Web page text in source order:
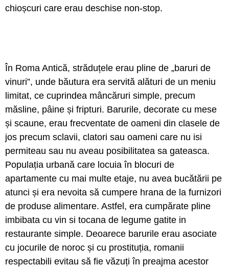
chioșcuri care erau deschise non-stop.
În Roma Antică, străduțele erau pline de „baruri de
vinuri”, unde băutura era servită alături de un meniu
limitat, ce cuprindea mâncăruri simple, precum
măsline, pâine și fripturi. Barurile, decorate cu mese
și scaune, erau frecventate de oameni din clasele de
jos precum sclavii, clatori sau oameni care nu isi
permiteau sau nu aveau posibilitatea sa gateasca.
Populația urbană care locuia în blocuri de
apartamente cu mai multe etaje, nu avea bucătării pe
atunci și era nevoita să cumpere hrana de la furnizori
de produse alimentare. Astfel, era cumpărate pline
imbibata cu vin si tocana de legume gatite in
restaurante simple. Deoarece barurile erau asociate
cu jocurile de noroc și cu prostituția, romanii
respectabili evitau să fie văzuți în preajma acestor